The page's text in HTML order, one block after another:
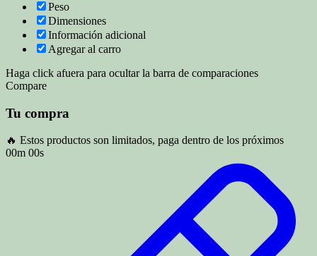
Peso
Dimensiones
Información adicional
Agregar al carro
Haga click afuera para ocultar la barra de comparaciones
Compare
Tu compra
🔥 Estos productos son limitados, paga dentro de los próximos
00m 00s